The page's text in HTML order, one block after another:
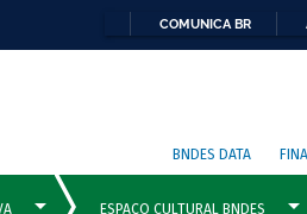
COMUNICA BR
BNDES DATA